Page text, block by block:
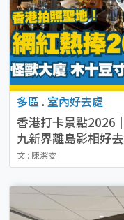
多區 . 室內好去處
香港打卡景點2026
九新界離島影相好
文 : 陳潔雯